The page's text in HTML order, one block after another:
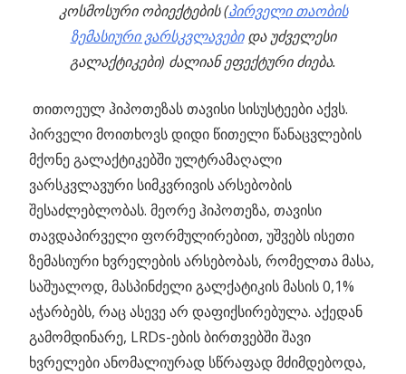
კოსმოსური ობიექტების (პირველი თაობის
ზემასიური ვარსკვლავებიდა უძველესი
გალაქტიკები) ძალიან ეფექტური ძიება.
თითოეულ ჰიპოთეზას თავისი სისუსტეები აქვს.
პირველი მოითხოვს დიდი წითელი წანაცვლების
მქონე გალაქტიკებში ულტრამაღალი
ვარსკვლავური სიმკვრივის არსებობის
შესაძლებლობას. მეორე ჰიპოთეზა, თავისი
თავდაპირველი ფორმულირებით, უშვებს ისეთი
ზემასიური ხვრელების არსებობას, რომელთა მასა,
საშუალოდ, მასპინძელი გალქატიკის მასის 0,1%
აჭარბებს, რაც ასევე არ დაფიქსირებულა. აქედან
გამომდინარე, LRDs-ების ბირთვებში შავი
ხვრელები ანომალიურად სწრაფად მძიმდებოდა,